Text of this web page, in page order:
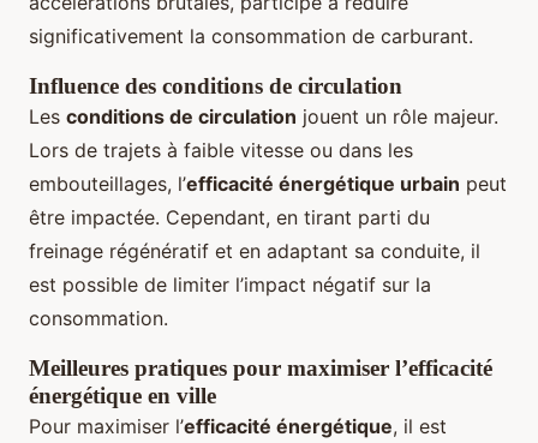
significativement la consommation de carburant.
Influence des conditions de circulation
Les conditions de circulation jouent un rôle majeur.
Lors de trajets à faible vitesse ou dans les
embouteillages, l’efficacité énergétique urbain peut
être impactée. Cependant, en tirant parti du
freinage régénératif et en adaptant sa conduite, il
est possible de limiter l’impact négatif sur la
consommation.
Meilleures pratiques pour maximiser l’efficacité
énergétique en ville
Pour maximiser l’efficacité énergétique, il est